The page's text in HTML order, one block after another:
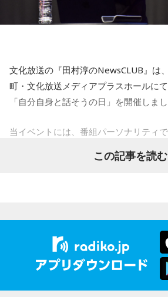
【6位】乙女座（おとめ座）
【7位】牡羊座（おひつじ座）
マイペースに過ごせると良い日です。
したり、書類の整理をしたり、身の回
【8位】天秤座（てんびん座）
仕事運が好調な日。今日がお休みの人
に必要なことについて考えてみましょ
はコーヒー。
内省がテーマの日です。今日はこれま
文化放送の『田村淳のNewsCLUB』は
町・文化放送メディアプラスホールに
「自分自身と話そうの日」を開催しまし
当イベントには、番組パーソナリティ
業協同組合連合会）のフューネラルア
村淳と、アシスタントの砂山圭大郎ア
昨年に続き2回目の開催となる本イベン
身を見つめ直す2つのコーナーで展開。
ろう」のコーナーでは、大きな成功で
によく頑張ったな」と思えるこれまで
この記事を読む